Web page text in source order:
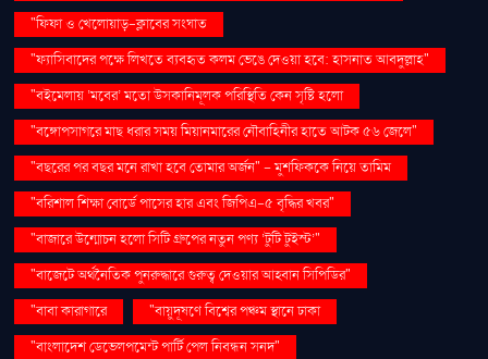
"ফিফা ও খেলোয়াড়-ক্লাবের সংঘাত
"ফ্যাসিবাদের পক্ষে লিখতে ব্যবহৃত কলম ভেঙে দেওয়া হবে: হাসনাত আবদুল্লাহ"
"বইমেলায় ‘মবের’ মতো উসকানিমূলক পরিস্থিতি কেন সৃষ্টি হলো
"বঙ্গোপসাগরে মাছ ধরার সময় মিয়ানমারের নৌবাহিনীর হাতে আটক ৫৬ জেলে"
"বছরের পর বছর মনে রাখা হবে তোমার অর্জন" – মুশফিককে নিয়ে তামিম
"বরিশাল শিক্ষা বোর্ডে পাসের হার এবং জিপিএ-৫ বৃদ্ধির খবর"
"বাজারে উন্মোচন হলো সিটি গ্রুপের নতুন পণ্য ‘টুটি টুইস্ট’"
"বাজেটে অর্থনৈতিক পুনরুদ্ধারে গুরুত্ব দেওয়ার আহ্বান সিপিডির"
"বাবা কারাগারে
"বায়ুদূষণে বিশ্বের পঞ্চম স্থানে ঢাকা
"বাংলাদেশ ডেভেলপমেন্ট পার্টি পেল নিবন্ধন সনদ"